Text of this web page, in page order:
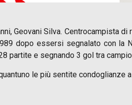
Geovani Silva.
dopo essersi segnalato con
partite e segnando 3 gol tra
le più sentite condoglianze